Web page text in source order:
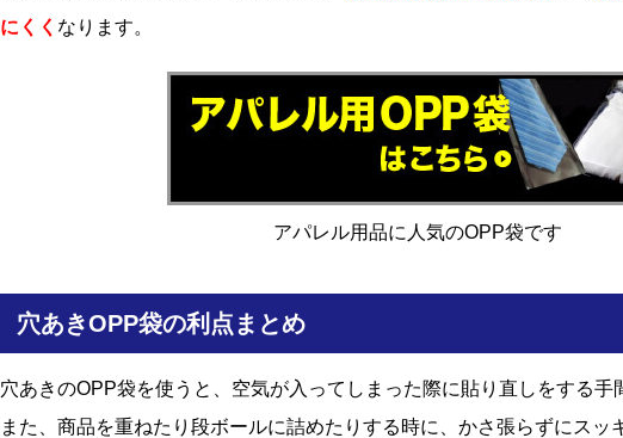
にくく なります。
アパレル用品に人気のOPP袋です
穴あきOPP袋の利点まとめ
穴あきのOPP袋を使うと、空気が入ってしまった際に貼り直しをする手
また、商品を重ねたり段ボールに詰めたりする時に、かさ張らずにスッ